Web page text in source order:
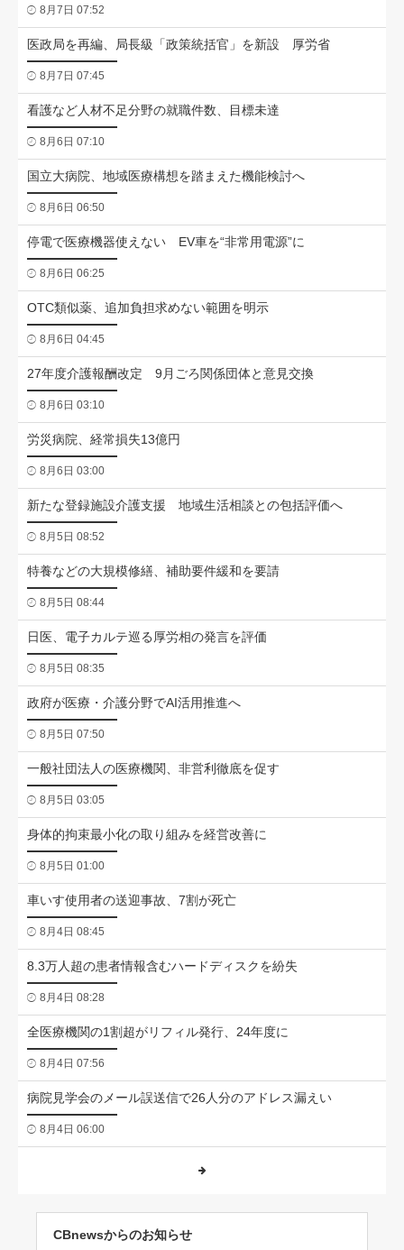
8月7日 07:52
医政局を再編、局長級「政策統括官」を新設 厚労省
8月7日 07:45
看護など人材不足分野の就職件数、目標未達
8月6日 07:10
国立大病院、地域医療構想を踏まえた機能検討へ
8月6日 06:50
停電で医療機器使えない EV車を“非常用電源”に
8月6日 06:25
OTC類似薬、追加負担求めない範囲を明示
8月6日 04:45
27年度介護報酬改定 9月ごろ関係団体と意見交換
8月6日 03:10
労災病院、経常損失13億円
8月6日 03:00
新たな登録施設介護支援 地域生活相談との包括評価へ
8月5日 08:52
特養などの大規模修繕、補助要件緩和を要請
8月5日 08:44
日医、電子カルテ巡る厚労相の発言を評価
8月5日 08:35
政府が医療・介護分野でAI活用推進へ
8月5日 07:50
一般社団法人の医療機関、非営利徹底を促す
8月5日 03:05
身体的拘束最小化の取り組みを経営改善に
8月5日 01:00
車いす使用者の送迎事故、7割が死亡
8月4日 08:45
8.3万人超の患者情報含むハードディスクを紛失
8月4日 08:28
全医療機関の1割超がリフィル発行、24年度に
8月4日 07:56
病院見学会のメール誤送信で26人分のアドレス漏えい
8月4日 06:00
CBnewsからのお知らせ